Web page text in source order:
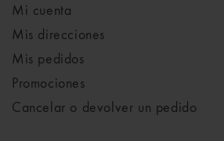
Mi cuenta
Mis direcciones
Mis pedidos
Promociones
Cancelar o devolver un pedido